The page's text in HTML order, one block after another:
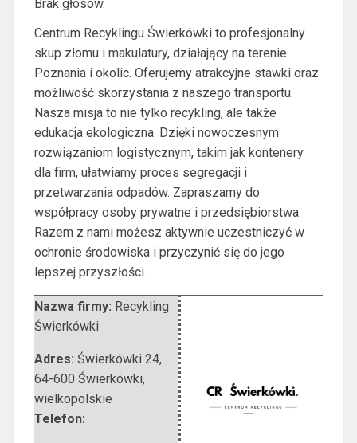
Brak głosów.
Centrum Recyklingu Świerkówki to profesjonalny
skup złomu i makulatury, działający na terenie
Poznania i okolic. Oferujemy atrakcyjne stawki oraz
możliwośćskorzystania z naszego transportu.
Nasza misja to nie tylko recykling, ale także
edukacja ekologiczna. Dzięki nowoczesnym
rozwiązaniom logistycznym, takim jak kontenery
dla firm, ułatwiamy proces segregacji i
przetwarzania odpadów. Zapraszamy do
współpracy osoby prywatne i przedsiębiorstwa.
Razem z nami możesz aktywnie uczestniczyć w
ochronie środowiska i przyczynić się do jego
lepszej przyszłości.
Nazwa firmy: Recykling
Świerkówki
Adres: Świerkówki 24,
64-600 Świerkówki,
wielkopolskie
Telefon: